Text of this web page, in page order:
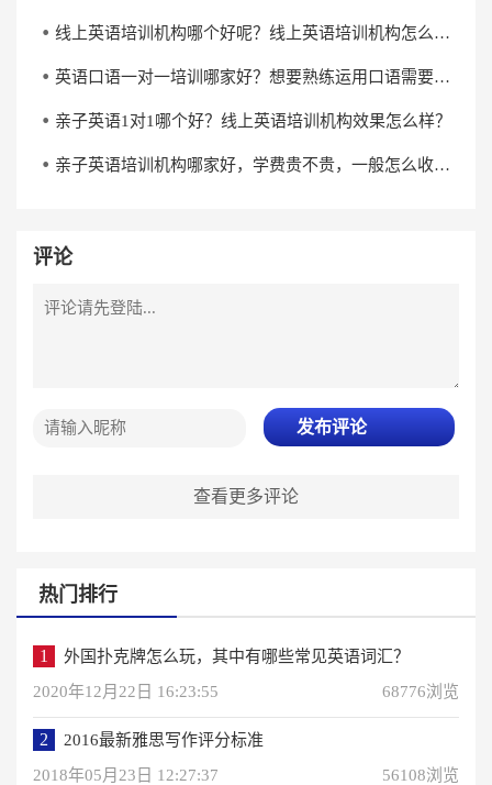
线上英语培训机构哪个好呢？线上英语培训机构怎么选？
英语口语一对一培训哪家好？想要熟练运用口语需要多长时间？
亲子英语1对1哪个好？线上英语培训机构效果怎么样？
亲子英语培训机构哪家好，学费贵不贵，一般怎么收费？
评论
发布评论
查看更多评论
热门排行
1
外国扑克牌怎么玩，其中有哪些常见英语词汇？
2020年12月22日 16:23:55
68776浏览
2
2016最新雅思写作评分标准
2018年05月23日 12:27:37
56108浏览